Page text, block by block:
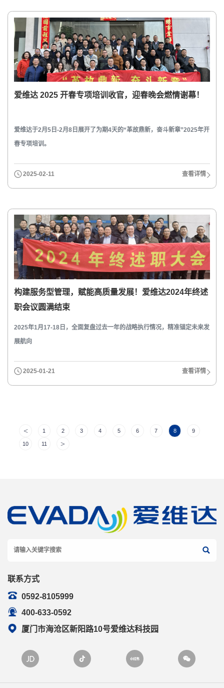
爱维达 2025 开春专项培训收官，迎春晚会燃情谢幕！
爱维达于2月5日-2月8日展开了为期4天的“革故鼎新，奋斗新章”2025年开
春专项培训。
2025-02-11 查看详情
构建服务型管理，赋能高质量发展！爱维达2024年终述
职会议圆满结束
2025年1月17-18日，全面复盘过去一年的战略执行情况，精准锚定未来发
展航向
2025-01-21 查看详情
< 1 2 3 4 5 6 7 8(current)
9
10 11 >
联系方式
0592-8105999
400-633-0592
厦门市海沧区新阳路10号爱维达科技园